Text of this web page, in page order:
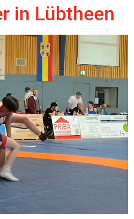
in Lübtheen